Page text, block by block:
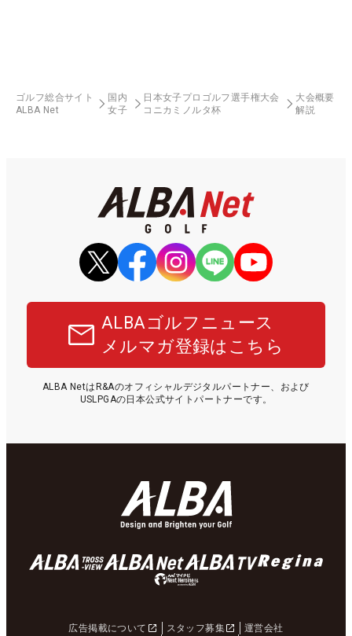
ゴルフ総合サイト
ALBA Net
国内
女子
日本女子プロゴルフ選手権大会
コニカミノルタ杯
大会概要
解説
ALBAゴルフニュース
メルマガ登録はこちら
ALBA NetはR&Aのオフィシャルデジタルパートナー、および
USLPGAの日本公式サイトパートナーです。
広告掲載について スタッフ募集
運営会社